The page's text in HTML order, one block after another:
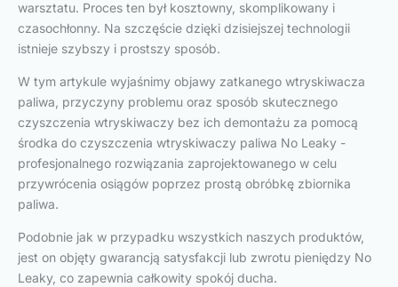
warsztatu. Proces ten był kosztowny, skomplikowany i
czasochłonny. Na szczęście dzięki dzisiejszej technologii
istnieje szybszy i prostszy sposób.
W tym artykule wyjaśnimy objawy zatkanego wtryskiwacza
paliwa, przyczyny problemu oraz sposób skutecznego
czyszczenia wtryskiwaczy bez ich demontażu za pomocą
środka do czyszczenia wtryskiwaczy paliwa No Leaky -
profesjonalnego rozwiązania zaprojektowanego w celu
przywrócenia osiągów poprzez prostą obróbkę zbiornika
paliwa.
Podobnie jak w przypadku wszystkich naszych produktów,
jest on objęty gwarancją satysfakcji lub zwrotu pieniędzy No
Leaky, co zapewnia całkowity spokój ducha.